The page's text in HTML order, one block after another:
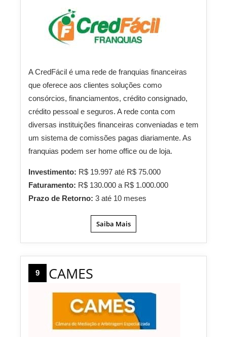
A CredFácil é uma rede de franquias financeiras
que oferece aos clientes soluções como
consórcios, financiamentos, crédito consignado,
crédito pessoal e seguros. A rede conta com
diversas instituições financeiras conveniadas e tem
um sistema de comissões pagas diariamente. As
franquias podem ser home office ou de loja.
Investimento: R$ 19.997 até R$ 75.000
Faturamento: R$ 130.000 a R$ 1.000.000
Prazo de Retorno: 3 até 10 meses
Saiba Mais
9 CAMES